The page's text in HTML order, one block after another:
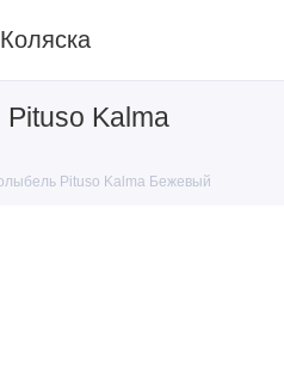
Pituso Kalma
Pituso Kalma Бежевый